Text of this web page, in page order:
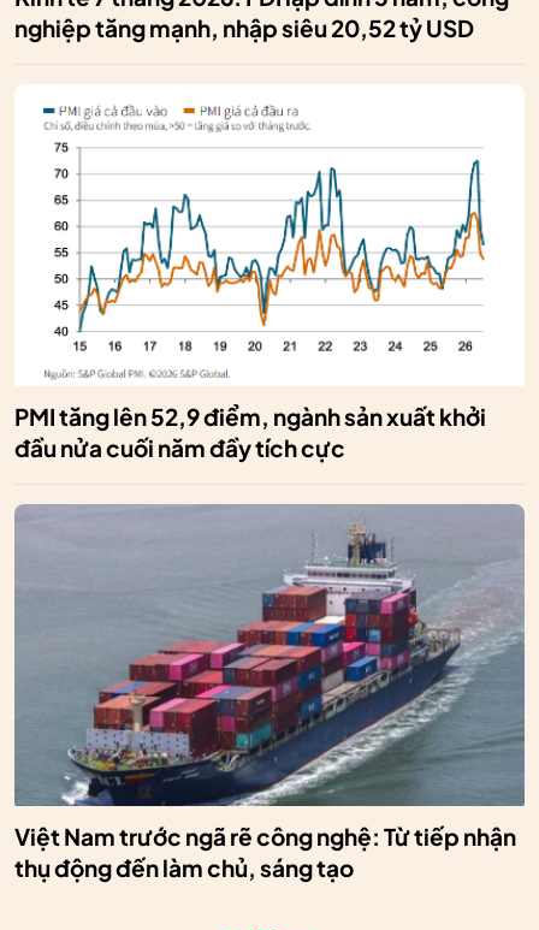
nghiệp tăng mạnh, nhập siêu 20,52 tỷ USD
PMI tăng lên 52,9 điểm, ngành sản xuất khởi
đầu nửa cuối năm đầy tích cực
Việt Nam trước ngã rẽ công nghệ: Từ tiếp nhận
thụ động đến làm chủ, sáng tạo